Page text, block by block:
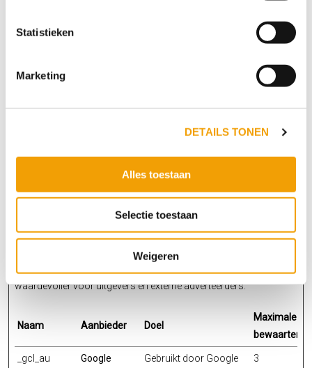
Statistieken
Marketing
DETAILS TONEN
Alles toestaan
Selectie toestaan
Weigeren
bezoek. Gebruikt door
Google Analytics.
Marketing (5)
Marketingcookies worden gebruikt om bezoekers te volgen
wanneer ze verschillende websites bezoeken. Hun doel is
advertenties weergeven die zijn toegesneden op en relevant zijn
waardevoller voor uitgevers en externe adverteerders.
Naam Aanbieder Doel
Maximale
_gcl_au Google
Gebruikt door Google
3